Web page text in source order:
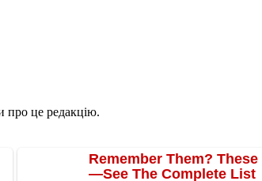
про це редакцію.